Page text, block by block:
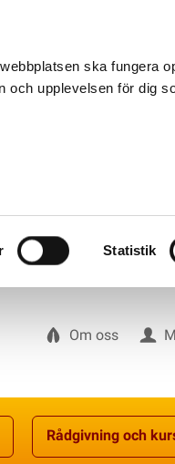
ska fungera
och upplevelsen för dig
Statistik
Om oss
Rådgivning och